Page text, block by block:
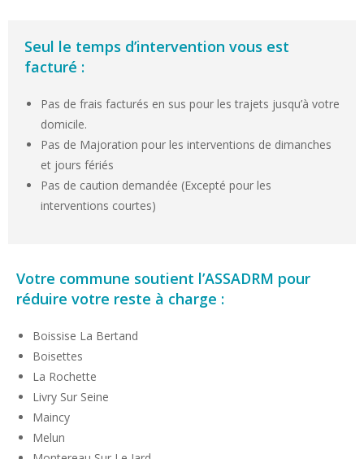
Seul le temps d’intervention vous est
facturé :
Pas de frais facturés en sus pour les trajets jusqu’à votre
domicile.
Pas de Majoration pour les interventions de dimanches
et jours fériés
Pas de caution demandée (Excepté pour les
interventions courtes)
Votre commune soutient l’ASSADRM pour
réduire votre reste à charge :
Boissise La Bertand
Boisettes
La Rochette
Livry Sur Seine
Maincy
Melun